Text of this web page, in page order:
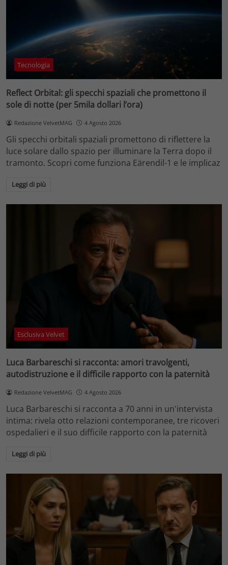
Tecnologia
Reflect Orbital: gli specchi spaziali che promettono il
sole di notte (per 5mila dollari l’ora)
Redazione VelvetMAG 4 Agosto 2026
Gli specchi orbitali spaziali promettono di riflettere la
luce solare dallo spazio per illuminare la Terra dopo il
tramonto. Scopri come funziona Eärendil-1 e le implicaz
Leggi di più
Esclusiva Velvet
Luca Barbareschi si racconta: amori travolgenti,
autodistruzione e il difficile rapporto con la paternità
Redazione VelvetMAG 4 Agosto 2026
Luca Barbareschi si racconta a 70 anni in un'intervista
intima: rivela otto relazioni contemporanee, tre ricoveri
ospedalieri e il suo difficile rapporto con la paternità
Leggi di più